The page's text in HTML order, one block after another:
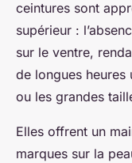
ceintures sont
supérieur :
sur le ventre,
de longues heures
ou les grandes
Elles offrent un
marques sur la